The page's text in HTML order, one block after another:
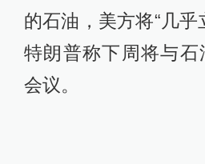
的石油，美方将“几乎
特朗普称下周将与
会议。